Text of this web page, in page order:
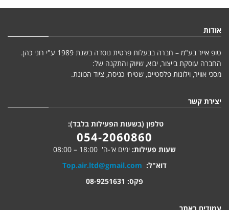
אודות
טופ אייר בע"מ – חברה בבעלות פרטית נוסדה בשנת 1989 ע"י רוני כהן.
החברה עוסקת בייצור, יבוא, שיווק והתקנה של:
מסכי אוויר, וילונות פלסטיים, שטיחי כניסה, ציוד הכוונת.
יצירת קשר
טלפון (בשעות הפעילות בלבד):
054-2060860
שעות פעילות: ימים א'-ה' 18:00 – 08:00
דוא"ל: Top.air.ltd@gmail.com
פקס: 08-9251631
עמודים באתר